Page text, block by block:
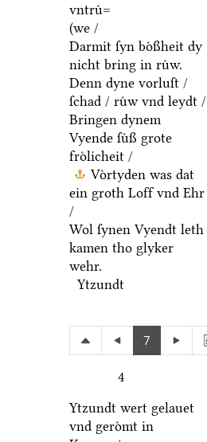
vntruͤ=
(we /
Darmit ſyn boͤßheit dy
nicht bring in ruͤw.
Denn dyne vorluſt /
ſchad / ruͤw vnd leydt /
Bringen dynem
Vyende ſuͤß grote
froͤlicheit /
Voͤrtyden was dat
ein groth Loff vnd Ehr
/
Wol ſynen Vyendt leth
kamen tho glyker
wehr.
Ytzundt
7
4
Ytzundt wert gelauet
vnd geroͤmt in